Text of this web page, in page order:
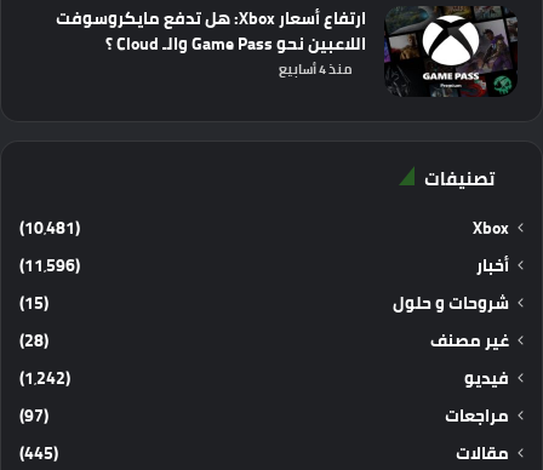
ارتفاع أسعار Xbox: هل تدفع مايكروسوفت
اللاعبين نحو Game Pass والـ Cloud ؟
منذ 4 أسابيع
تصنيفات
Xbox
(10٬481)
أخبار
(11٬596)
شروحات و حلول
(15)
غير مصنف
(28)
فيديو
(1٬242)
مراجعات
(97)
مقالات
(445)